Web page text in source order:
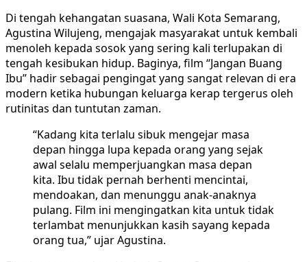
Di tengah kehangatan suasana, Wali Kota Semarang,
Agustina Wilujeng, mengajak masyarakat untuk kembali
menoleh kepada sosok yang sering kali terlupakan di
tengah kesibukan hidup. Baginya, film “Jangan Buang
Ibu” hadir sebagai pengingat yang sangat relevan di era
modern ketika hubungan keluarga kerap tergerus oleh
rutinitas dan tuntutan zaman.
“Kadang kita terlalu sibuk mengejar masa
depan hingga lupa kepada orang yang sejak
awal selalu memperjuangkan masa depan
kita. Ibu tidak pernah berhenti mencintai,
mendoakan, dan menunggu anak-anaknya
pulang. Film ini mengingatkan kita untuk tidak
terlambat menunjukkan kasih sayang kepada
orang tua,” ujar Agustina.